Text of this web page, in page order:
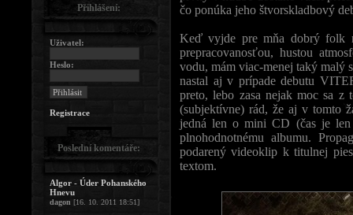
čo ponúka jeho štvorskladbový
Keď vyjde pre mňa dobrý folk
prepracovanosťou, hustou
vodu, mám viac-menej taký malý
nastal aj v prípade debutu
preto, lebo zasa nejak moc sa z
(subjektívne) rád, že aj v tomto
jedná len o mini CD (čas je
plnohodnotnému albumu.
podarený videoklip k titulnej
textom.
Přihlášení:
Uživatel:
Heslo:
Registrace
Poslední komentáře:
Algor - Úder Pohanského
Hnevu
dagon [16. 10. 2011 18:51]